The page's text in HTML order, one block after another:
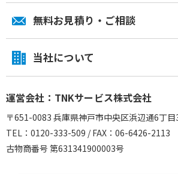
無料お見積り・ご相談
当社について
運営会社：TNKサービス株式会社
〒651-0083 兵庫県神戸市中央区浜辺通6丁
TEL：0120-333-509 / FAX：06-6426-2113
古物商番号 第631341900003号